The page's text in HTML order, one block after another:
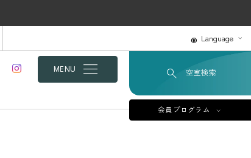
Language
MENU 空室検索
会員プログラム